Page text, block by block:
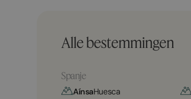
Alle bestemmingen
Spanje
AínsaHuesca